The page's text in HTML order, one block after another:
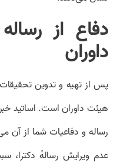
دفاع از
داوران
پس از تهیه و تدوین
هیئت داوران است. اساتید
رساله و دفاعیات شما از آن
عدم ویرایش رسالهٔ